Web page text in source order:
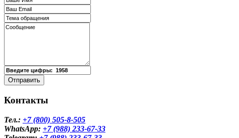
Контакты
Тел.: +7 (800) 505-8-505
WhatsApp: +7 (988) 233-67-33